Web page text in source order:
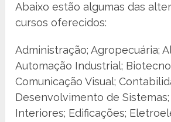
Abaixo estão algumas das
cursos oferecidos:
Administração; Agropecuária;
Automação Industrial;
Comunicação Visual;
Desenvolvimento de
Interiores; Edificações;